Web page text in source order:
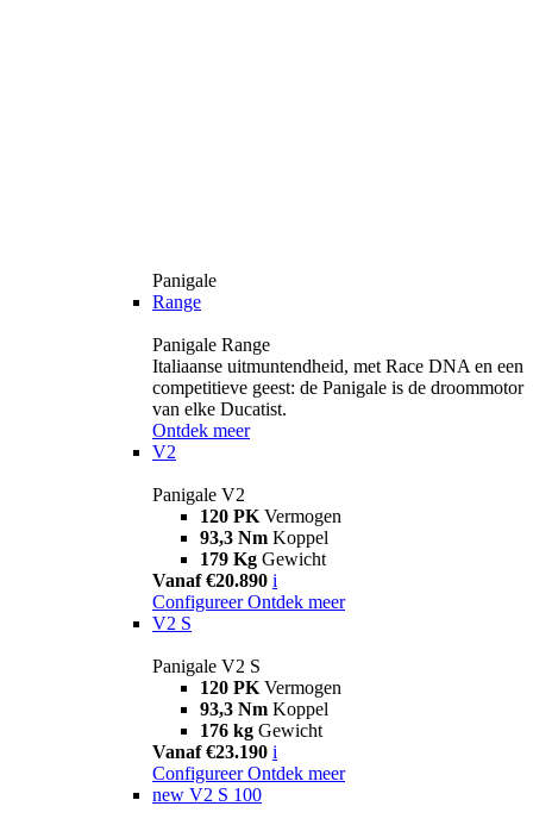
Panigale
Range
Panigale Range
Italiaanse uitmuntendheid, met Race DNA en een
competitieve geest: de Panigale is de droommotor
van elke Ducatist.
Ontdek meer
V2
Panigale V2
120 PK Vermogen
93,3 Nm Koppel
179 Kg Gewicht
Vanaf €20.890 i
Configureer Ontdek meer
V2 S
Panigale V2 S
120 PK Vermogen
93,3 Nm Koppel
176 kg Gewicht
Vanaf €23.190 i
Configureer Ontdek meer
new V2 S 100